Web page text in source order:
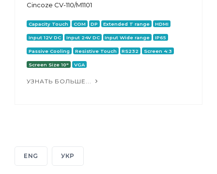
Cincoze CV-110/M1101
Capacity Touch COM DP Extended T range HDMI
Input 12V DC Input 24V DC Input Wide range IP65
Passive Cooling Resistive Touch RS232 Screen 4:3
Screen Size 10" VGA
УЗНАТЬ БОЛЬШЕ...
ENG УКР